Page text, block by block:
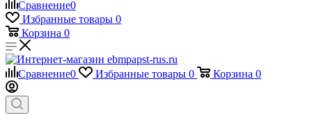
Сравнение0
Избранные товары 0
Корзина 0
Сравнение0 Избранные товары 0 Корзина 0